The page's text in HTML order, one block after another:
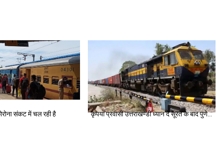
संकट में चल रही है
कृपया प्रवासी उत्तराखण्डी ध्यान दें सूरत के बाद पुणे…